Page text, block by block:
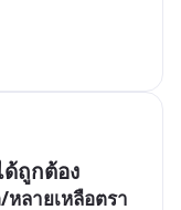
ถูกต้อง
ลายเหลือตรา